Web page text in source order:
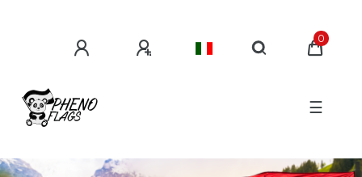
0
☰